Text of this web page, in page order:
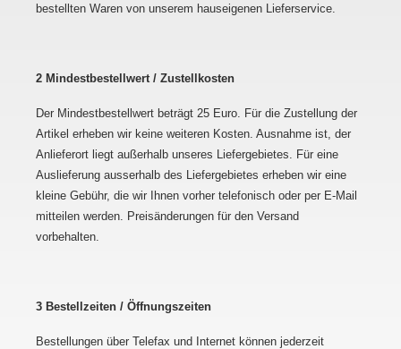
bestellten Waren von unserem hauseigenen Lieferservice.
2 Mindestbestellwert / Zustellkosten
Der Mindestbestellwert beträgt 25 Euro. Für die Zustellung der
Artikel erheben wir keine weiteren Kosten. Ausnahme ist, der
Anlieferort liegt außerhalb unseres Liefergebietes. Für eine
Auslieferung ausserhalb des Liefergebietes erheben wir eine
kleine Gebühr, die wir Ihnen vorher telefonisch oder per E-Mail
mitteilen werden. Preisänderungen für den Versand
vorbehalten.
3 Bestellzeiten / Öffnungszeiten
Bestellungen über Telefax und Internet können jederzeit